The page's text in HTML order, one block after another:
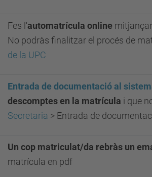
Fes l'automatrícula online
No podràs finalitzar el procés de
de la UPC
Entrada de documentació al
descomptes en la matrícula i que
Secretaria > Entrada de
Un cop matriculat/da rebràs un
matrícula en pdf